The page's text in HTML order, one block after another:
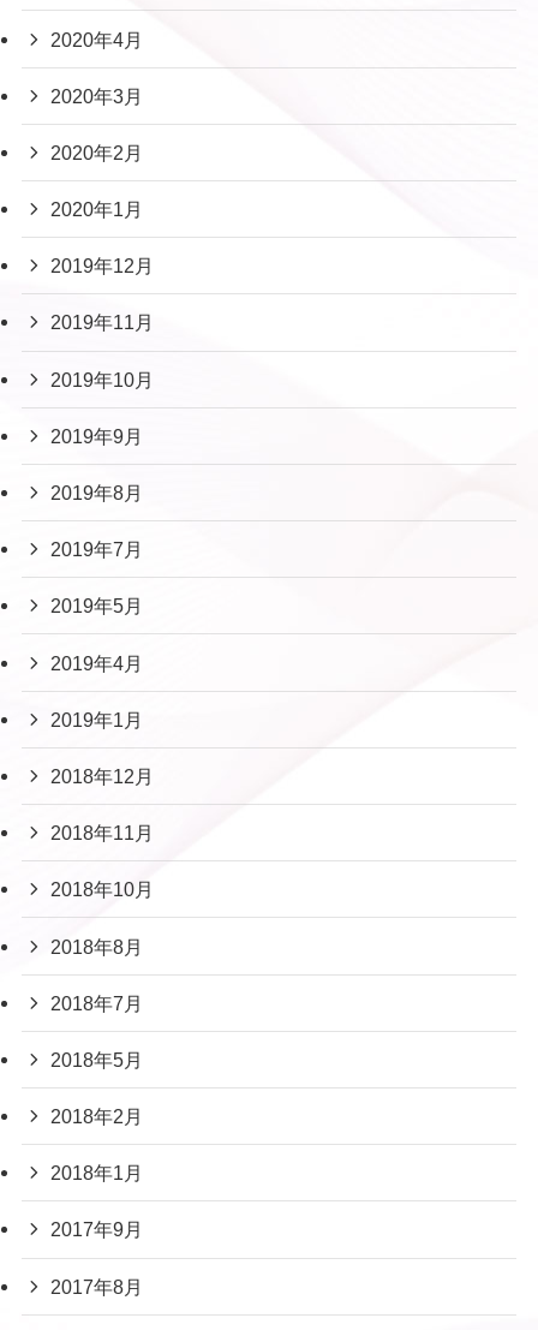
2020年4月
2020年3月
2020年2月
2020年1月
2019年12月
2019年11月
2019年10月
2019年9月
2019年8月
2019年7月
2019年5月
2019年4月
2019年1月
2018年12月
2018年11月
2018年10月
2018年8月
2018年7月
2018年5月
2018年2月
2018年1月
2017年9月
2017年8月